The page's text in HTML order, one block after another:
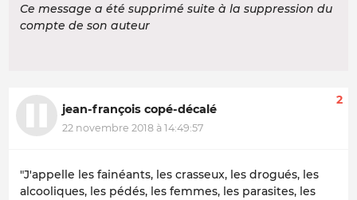
Ce message a été supprimé suite à la suppression du
compte de son auteur
jean-françois copé-décalé
22 novembre 2018 à 14:49:57
2
"J'appelle les fainéants, les crasseux, les drogués, les
alcooliques, les pédés, les femmes, les parasites, les